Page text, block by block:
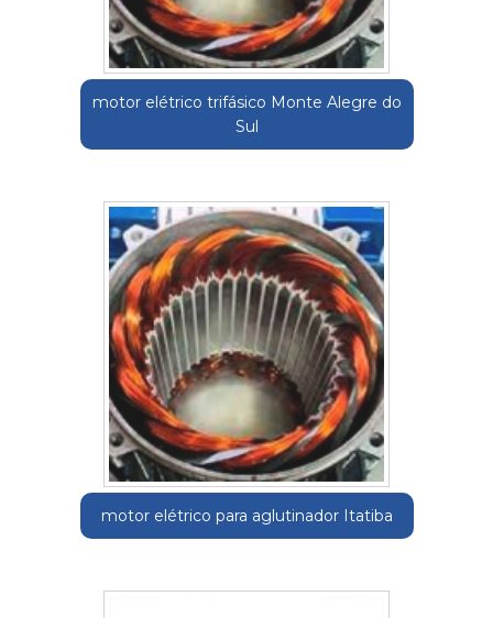
motor elétrico trifásico Monte Alegre do
Sul
motor elétrico para aglutinador Itatiba